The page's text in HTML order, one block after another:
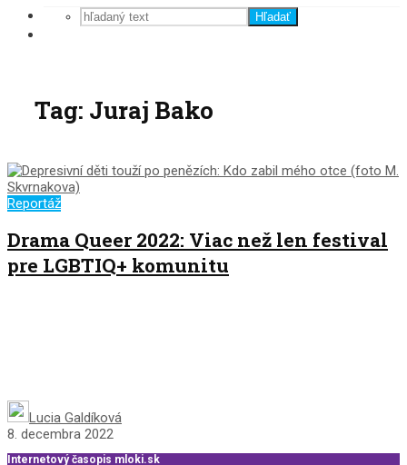
Hľadať
Tag: Juraj Bako
Reportáž
Drama Queer 2022: Viac než len festival
pre LGBTIQ+ komunitu
Lucia Galdíková
8. decembra 2022
Internetový časopis mloki.sk